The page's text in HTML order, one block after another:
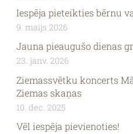
Iespēja pieteikties bērnu
9. maijs 2026
Jauna pieaugušo dienas
23. janv. 2026
Ziemassvētku koncerts
Ziemas skaņas
10. dec. 2025
Vēl iespēja pievienoties!